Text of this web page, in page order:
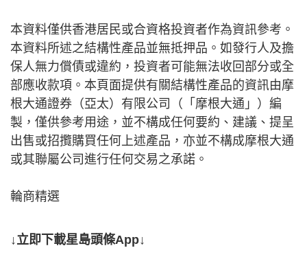
本資料僅供香港居民或合資格投資者作為資訊參考。
本資料所述之結構性產品並無抵押品。如發行人及擔
保人無力償債或違約，投資者可能無法收回部分或全
部應收款項。本頁面提供有關結構性產品的資訊由摩
根大通證券（亞太）有限公司（「摩根大通」）編
製，僅供參考用途，並不構成任何要約、建議、提呈
出售或招攬購買任何上述產品，亦並不構成摩根大通
或其聯屬公司進行任何交易之承諾。
輪商精選
↓立即下載星島頭條App↓